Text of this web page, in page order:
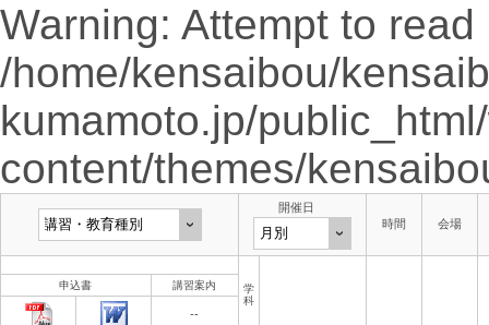
Warning: Attempt to
/home/kensaibou/
kumamoto.jp/
content/themes/
開催日
時間
会場
学
科
申込書 講習案内
--